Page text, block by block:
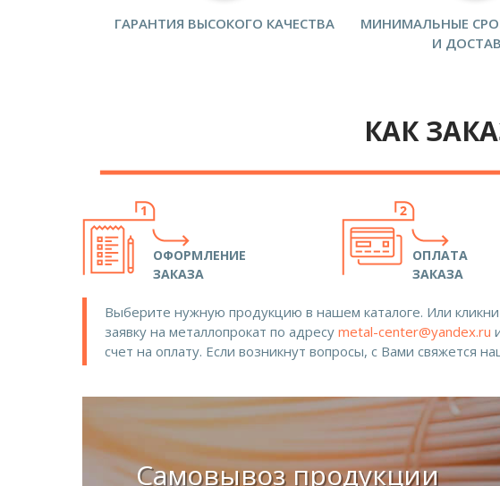
ГАРАНТИЯ ВЫСОКОГО КАЧЕСТВА
МИНИМАЛЬНЫЕ
И
КАК
ОФОРМЛЕНИЕ
ЗАКАЗА
ОПЛАТА
ЗАКАЗА
Выберите нужную продукцию в нашем каталоге. Или
заявку на металлопрокат по адресу metal-center@yandex.ru
счет на оплату. Если возникнут вопросы, с Вами свяжется
Самовывоз продукции